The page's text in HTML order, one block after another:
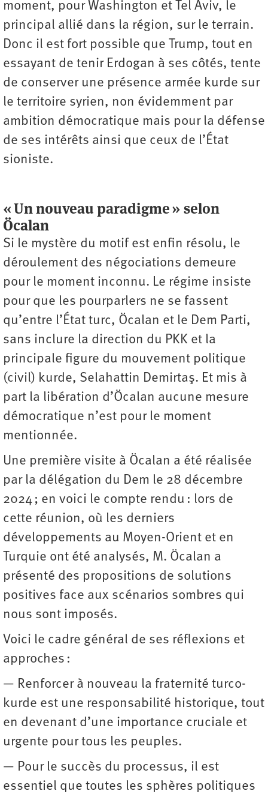
moment, pour Washington et Tel Aviv, le
principal allié dans la région, sur le terrain.
Donc il est fort possible que Trump, tout en
essayant de tenir Erdogan à ses côtés, tente
de conserver une présence armée kurde sur
le territoire syrien, non évidemment par
ambition démocratique mais pour la défense
de ses intérêts ainsi que ceux de l’État
sioniste.
« Un nouveau paradigme » selon
Öcalan
Si le mystère du motif est enfin résolu, le
déroulement des négociations demeure
pour le moment inconnu. Le régime insiste
pour que les pourparlers ne se fassent
qu’entre l’État turc, Öcalan et le Dem Parti,
sans inclure la direction du PKK et la
principale figure du mouvement politique
(civil) kurde, Selahattin Demirtaş. Et mis à
part la libération d’Öcalan aucune mesure
démocratique n’est pour le moment
mentionnée.
Une première visite à Öcalan a été réalisée
par la délégation du Dem le 28 décembre
2024 ; en voici le compte rendu : lors de
cette réunion, où les derniers
développements au Moyen-Orient et en
Turquie ont été analysés, M. Öcalan a
présenté des propositions de solutions
positives face aux scénarios sombres qui
nous sont imposés.
Voici le cadre général de ses réflexions et
approches :
— Renforcer à nouveau la fraternité turco-
kurde est une responsabilité historique, tout
en devenant d’une importance cruciale et
urgente pour tous les peuples.
— Pour le succès du processus, il est
essentiel que toutes les sphères politiques